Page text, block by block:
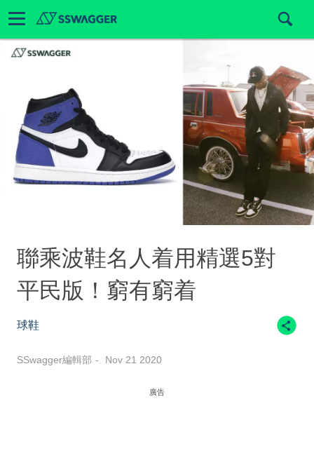
聯乘波鞋名人着用精選5對
平民版！窮有窮着
球鞋
SSwagger編輯部 Nov 21 2020
廣告